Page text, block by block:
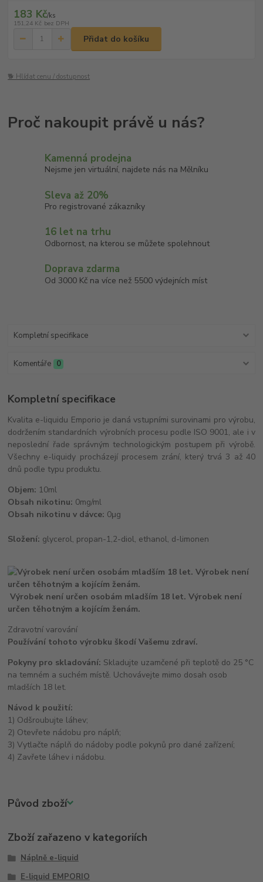
183 Kč/ks
151,24 Kč bez DPH
Přidat do košíku
🐕 Hlídat cenu / dostupnost
Kamenná prodejna
Nejsme jen virtuální, najdete nás na Mělníku
Sleva až 20%
Pro registrované zákazníky
16 let na trhu
Odbornost, na kterou se můžete spolehnout
Doprava zdarma
Od 3000 Kč na více než 5500 výdejních míst
Kompletní specifikace
Komentáře 0
Kompletní specifikace
Kvalita e-liquidu Emporio je daná vstupními surovinami pro výrobu,
dodržením standardních výrobních procesu podle ISO 9001, ale i v
neposlední řade správným technologickým postupem při výrobě.
Všechny e-liquidy procházejí procesem zrání, který trvá 3 až 40
dnů podle typu produktu.
Objem: 10ml
Obsah nikotinu: 0mg/ml
Obsah nikotinu v dávce: 0μg
Složení: glycerol, propan-1,2-diol, ethanol, d-limonen
Výrobek není určen osobám mladším 18 let. Výrobek není
určen těhotným a kojícím ženám.
Zdravotní varování
Používání tohoto výrobku škodí Vašemu zdraví.
Pokyny pro skladování: Skladujte uzamčené při teplotě do 25 °C
na temném a suchém místě. Uchovávejte mimo dosah osob
mladších 18 let.
Návod k použití:
1) Odšroubujte láhev;
2) Otevřete nádobu pro náplň;
3) Vytlačte náplň do nádoby podle pokynů pro dané zařízení;
4) Zavřete láhev i nádobu.
Původ zboží
Zboží zařazeno v kategoriích
Náplně e-liquid
E-liquid EMPORIO